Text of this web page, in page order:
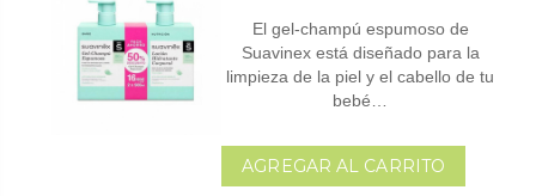
El gel-champú espumoso de
Suavinex está diseñado para la
limpieza de la piel y el cabello de tu
bebé…
AGREGAR AL CARRITO